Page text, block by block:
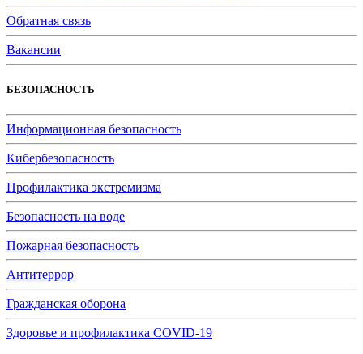
Обратная связь
Вакансии
БЕЗОПАСНОСТЬ
Информационная безопасность
Кибербезопасность
Профилактика экстремизма
Безопасность на воде
Пожарная безопасность
Антитеррор
Гражданская оборона
Здоровье и профилактика COVID-19